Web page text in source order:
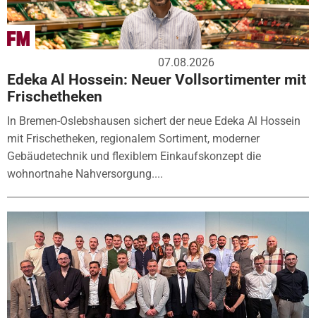
07.08.2026
Edeka Al Hossein: Neuer Vollsortimenter mit
Frischetheken
In Bremen-Oslebshausen sichert der neue Edeka Al Hossein
mit Frischetheken, regionalem Sortiment, moderner
Gebäudetechnik und flexiblem Einkaufskonzept die
wohnortnahe Nahversorgung....